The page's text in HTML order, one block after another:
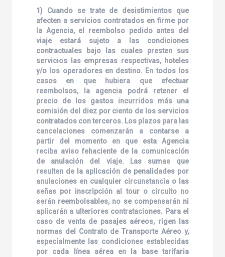
1) Cuando se trate de desistimientos que
afecten a servicios contratados en firme por
la Agencia, el reembolso pedido antes del
viaje estará sujeto a las condiciones
contractuales bajo las cuales presten sus
servicios las empresas respectivas, hoteles
y/o los operadores en destino. En todos los
casos en que hubiera que efectuar
reembolsos, la agencia podrá retener el
precio de los gastos incurridos más una
comisión del diez por ciento de los servicios
contratados con terceros. Los plazos para las
cancelaciones comenzarán a contarse a
partir del momento en que esta Agencia
reciba aviso fehaciente de la comunicación
de anulación del viaje. Las sumas que
resulten de la aplicación de penalidades por
anulaciones en cualquier circunstancia o las
señas por inscripción al tour o circuito no
serán reembolsables, no se compensarán ni
aplicarán a ulteriores contrataciones. Para el
caso de venta de pasajes aéreos, rigen las
normas del Contrato de Transporte Aéreo y,
especialmente las condiciones establecidas
por cada línea aérea en la base tarifaria